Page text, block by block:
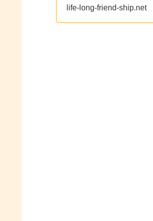
life-long-friend-ship.net